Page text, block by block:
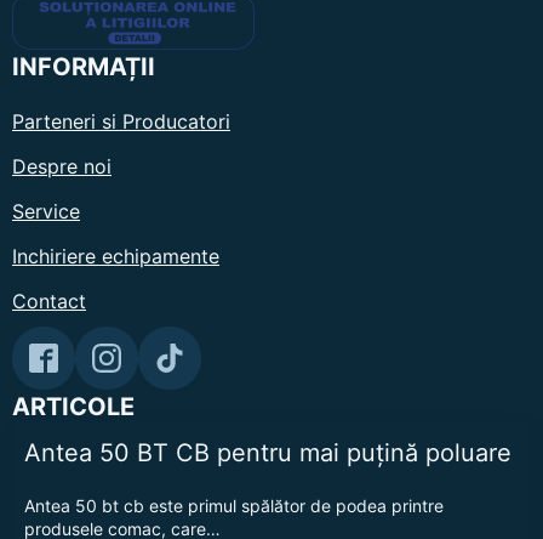
INFORMAȚII
Parteneri si Producatori
Despre noi
Service
Inchiriere echipamente
Contact
ARTICOLE
Antea 50 BT CB pentru mai puțină poluare
Antea 50 bt cb este primul spălător de podea printre
produsele comac, care…